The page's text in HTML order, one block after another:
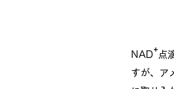
NAD⁺点
すが、ア